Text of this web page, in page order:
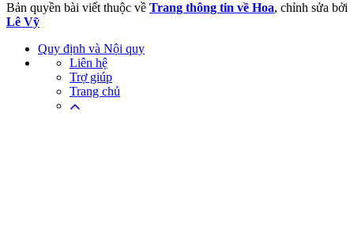
Bản quyền bài viết thuộc về Trang thông tin về Hoa, chỉnh sửa bởi
Lê Vỹ
Quy định và Nội quy
Liên hệ
Trợ giúp
Trang chủ